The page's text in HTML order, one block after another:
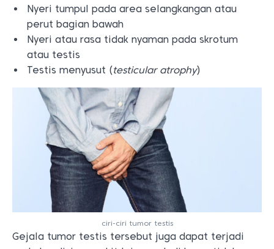
Nyeri tumpul pada area selangkangan atau
perut bagian bawah
Nyeri atau rasa tidak nyaman pada skrotum
atau testis
Testis menyusut (testicular atrophy)
ciri-ciri tumor testis
Gejala tumor testis tersebut juga dapat terjadi